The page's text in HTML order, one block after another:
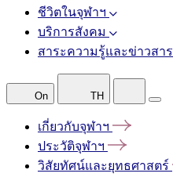
ชีวิตในจุฬาฯ
บริการสังคม
สาระความรู้และข่าวสาร
On TH
เกี่ยวกับจุฬาฯ
ประวัติจุฬาฯ
วิสัยทัศน์และยุทธศาสตร์